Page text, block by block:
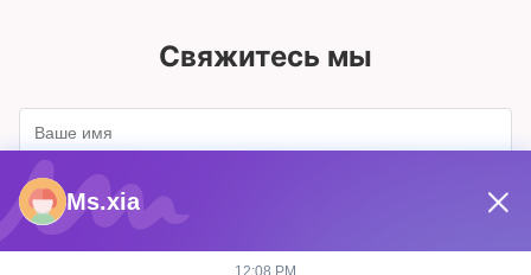
Свяжитесь мы
Ms.xia
12:08 PM